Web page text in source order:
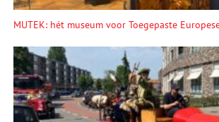
MUTEK: hét museum voor Toegepaste